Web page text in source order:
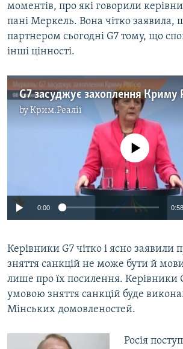
моментів, про які говорили
пані Меркель. Вона чітко заявила,
партнером сьогодні G7 тому, що
інші цінності.
byКрим.Реалії
No media source currently
0:00 0:58
Керівники G7 чітко і ясно заявили
зняття санкцій не може бути й
лише про їх посилення. Керівники
умовою зняття санкцій буде
Мінських домовленостей.
Росія